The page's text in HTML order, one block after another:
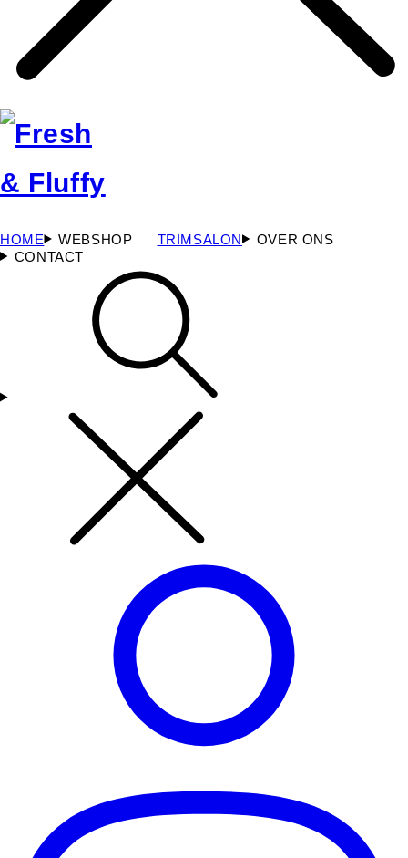
HOME WEBSHOP TRIMSALON
OVER ONS
CONTACT